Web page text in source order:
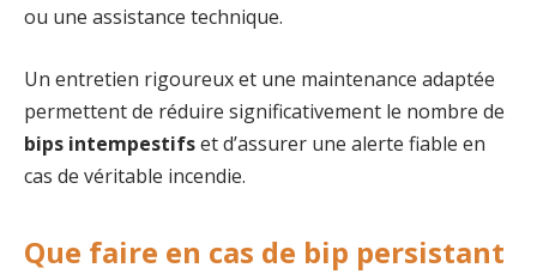
ou une assistance technique.
Un entretien rigoureux et une maintenance adaptée
permettent de réduire significativement le nombre de
bips intempestifset d’assurer une alerte fiable en
cas de véritable incendie.
Que faire en cas de bip persistant